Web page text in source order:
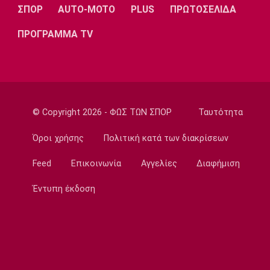
Ποδόσφαιρο - Ελλάδα
προσθήκη κάθε ομάδας
ΠΑΟΚ: Χειρουργήθηκε ο Μεϊτέ
ΣΠΟΡ AUTO-MOTO PLUS ΠΡΩΤΟΣΕΛΙΔΑ
ΠΡΟΓΡΑΜΜΑ TV
© Copyright 2026 - ΦΩΣ ΤΩΝ ΣΠΟΡ Ταυτότητα
Όροι χρήσης Πολιτική κατά των διακρίσεων
Feed Επικοινωνία Αγγελίες Διαφήμιση
Έντυπη έκδοση